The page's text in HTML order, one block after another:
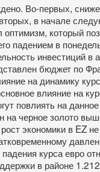
Во-первых,
в начале
который
падением в
инвестиций в
бюджет по
на динамику
влияние на
на
черное золото
экономики в
курса евро
в районе